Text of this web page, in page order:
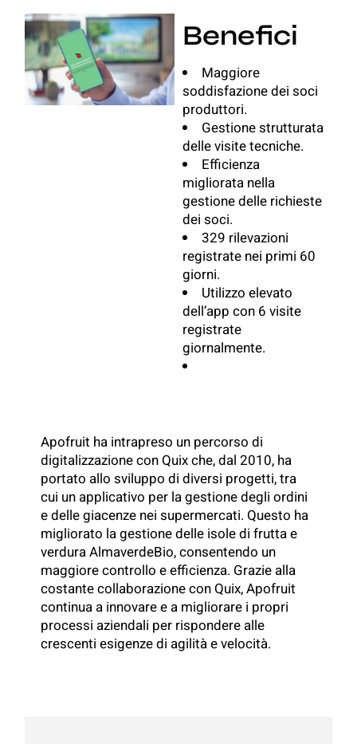
Benefici
Maggiore
soddisfazione dei soci
produttori.
Gestione strutturata
delle visite tecniche.
Efficienza
migliorata nella
gestione delle richieste
dei soci.
329 rilevazioni
registrate nei primi 60
giorni.
Utilizzo elevato
dell’app con 6 visite
registrate
giornalmente.
Apofruit ha intrapreso un percorso di
digitalizzazione con Quix che, dal 2010, ha
portato allo sviluppo di diversi progetti, tra
cui un applicativo per la gestione degli ordini
e delle giacenze nei supermercati. Questo ha
migliorato la gestione delle isole di frutta e
verdura AlmaverdeBio, consentendo un
maggiore controllo e efficienza. Grazie alla
costante collaborazione con Quix, Apofruit
continua a innovare e a migliorare i propri
processi aziendali per rispondere alle
crescenti esigenze di agilità e velocità.